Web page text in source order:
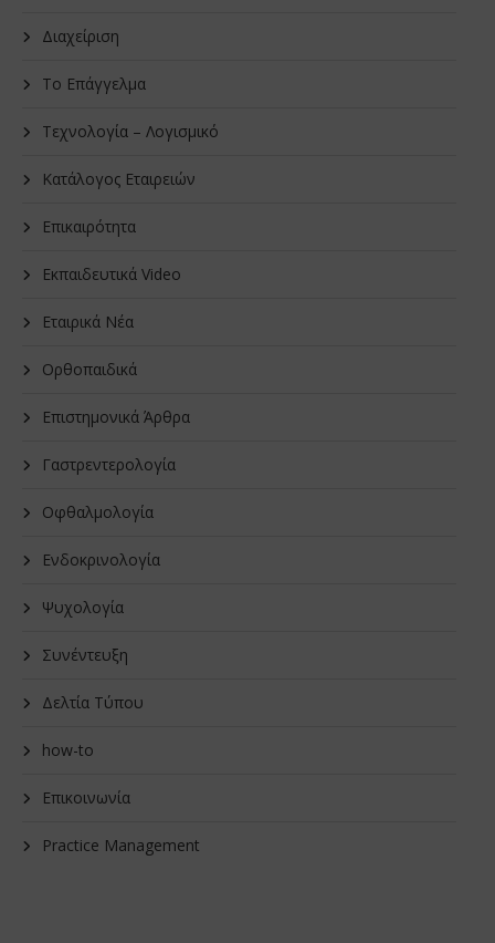
Διαχείριση
Το Επάγγελμα
Τεχνολογία – Λογισμικό
Κατάλογος Εταιρειών
Επικαιρότητα
Εκπαιδευτικά Video
Εταιρικά Νέα
Oρθοπαιδικά
Επιστημονικά Άρθρα
Γαστρεντερολογία
Οφθαλμολογία
Ενδοκρινολογία
Ψυχολογία
Συνέντευξη
Δελτία Τύπου
how-to
Επικοινωνία
Practice Management